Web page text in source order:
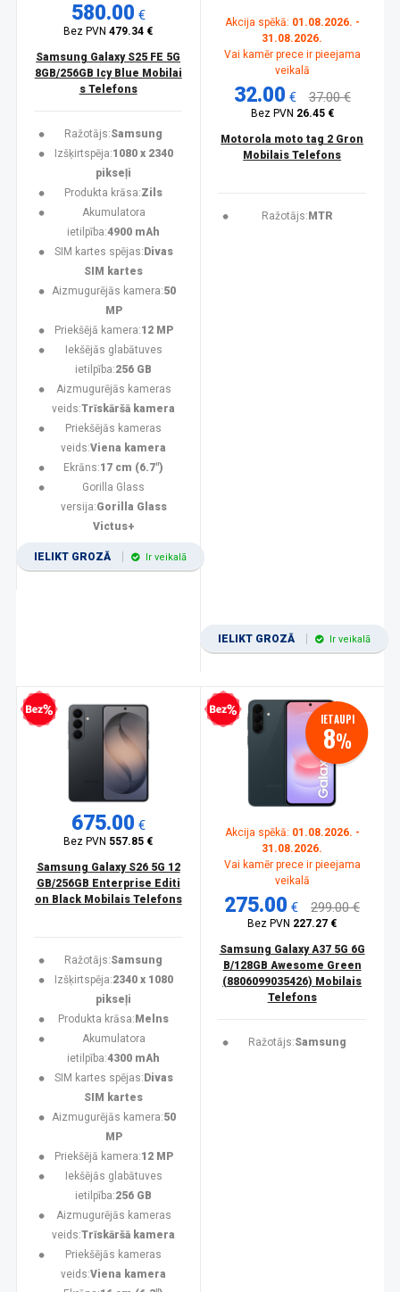
580.00 €
Bez PVN479.34 €
Samsung Galaxy S25 FE 5G
8GB/256GB Icy Blue Mobilai
s Telefons
Ražotājs:Samsung
Izšķirtspēja:1080 x 2340
pikseļi
Produkta krāsa:Zils
Akumulatora
ietilpība:4900 mAh
SIM kartes spējas: Divas
SIM kartes
Aizmugurējās kamera:50
MP
Priekšējā kamera:12 MP
Iekšējās glabātuves
ietilpība:256 GB
Aizmugurējās kameras
veids:Trīskāršā kamera
Priekšējās kameras
veids:Viena kamera
Ekrāns:17 cm (6.7")
Gorilla Glass
versija:Gorilla Glass
Victus+
IELIKT GROZĀ Ir veikalā
Akcija spēkā: 01.08.2026. -
31.08.2026.
Vai kamēr prece ir pieejama
veikalā
32.00 € 37.00 €
Bez PVN 26.45 €
Motorola moto tag 2 Gron
Mobilais Telefons
Ražotājs: MTR
IELIKT GROZĀ Ir veikalā
kredīts
675.00 €
Bez PVN 557.85 €
Samsung Galaxy S26 5G 12
GB/256GB Enterprise Editi
on Black Mobilais Telefons
Ražotājs:Samsung
Izšķirtspēja:2340 x 1080
pikseļi
Produkta krāsa: Melns
Akumulatora
ietilpība:4300 mAh
SIM kartes spējas: Divas
SIM kartes
Aizmugurējās kamera:50
MP
Priekšējā kamera:12 MP
Iekšējās glabātuves
ietilpība:256 GB
Aizmugurējās kameras
veids:Trīskāršā kamera
Priekšējās kameras
veids:Viena kamera
Bezprocentu kredīts IETAUPI
8%
Akcija spēkā: 01.08.2026. -
31.08.2026.
Vai kamēr prece ir pieejama
veikalā
275.00 € 299.00 €
Bez PVN 227.27 €
Samsung Galaxy A37 5G 6G
B/128GB Awesome Green
(8806099035426) Mobilais
Telefons
Ražotājs:Samsung